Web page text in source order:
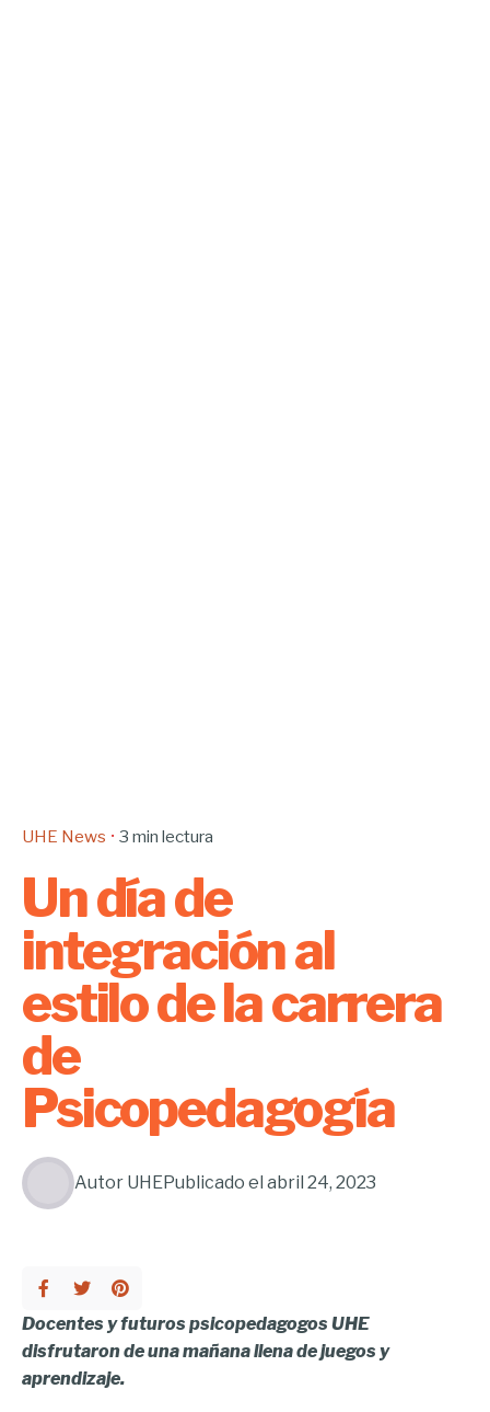
UHE News 3 min lectura
Un día de
integración al
estilo de la carrera
de
Psicopedagogía
Autor UHEPublicado el abril 24, 2023
Docentes y futuros psicopedagogos UHE
disfrutaron de una mañana llena de juegos y
aprendizaje.